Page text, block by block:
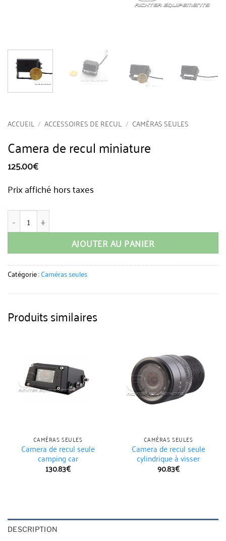
ACCUEIL / ACCESSOIRES DE RECUL / CAMÉRAS SEULES
Camera de recul miniature
125.00€
Prix affiché hors taxes
quantité de Camera de recul miniature
AJOUTER AU PANIER
Catégorie :Caméras seules
Produits similaires
CAMÉRAS SEULES
Camera de recul seule
camping car
130.83€
CAMÉRAS SEULES
Camera de recul seule
cylindrique à visser
90.83€
DESCRIPTION